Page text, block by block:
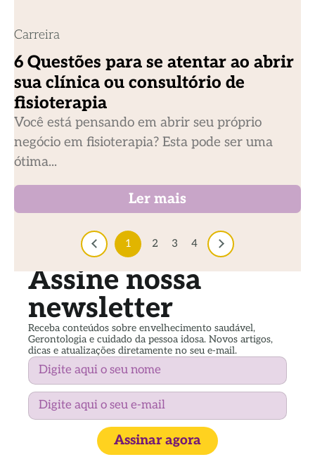
Carreira
6 Questões para se atentar ao abrir
sua clínica ou consultório de
fisioterapia
Você está pensando em abrir seu próprio
negócio em fisioterapia? Esta pode ser uma
ótima...
Ler mais
1 2 3 4
Assine nossa
newsletter
Receba conteúdos sobre envelhecimento saudável,
Gerontologia e cuidado da pessoa idosa. Novos artigos,
dicas e atualizações diretamente no seu e-mail.
Assinar agora